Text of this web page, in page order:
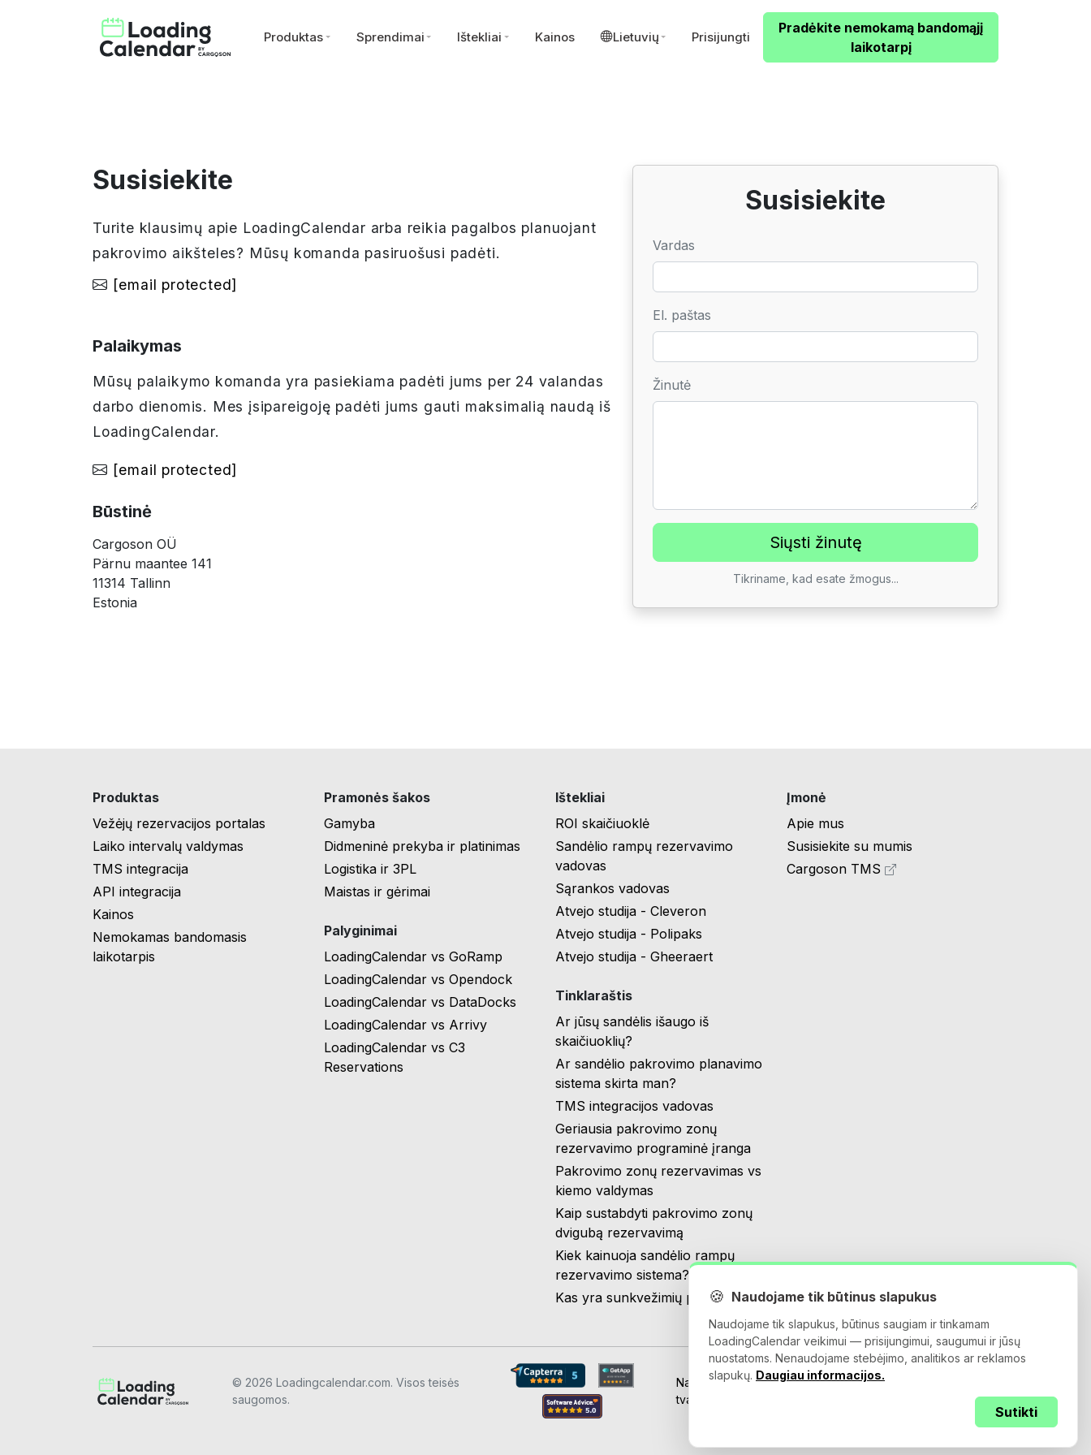
Produktas Sprendimai Ištekliai Kainos Lietuvių Prisijungti
Pradėkite nemokamą bandomąjį
laikotarpį
Susisiekite
Turite klausimų apie LoadingCalendar arba reikia pagalbos planuojant
pakrovimo aikšteles? Mūsų komanda pasiruošusi padėti.
[email protected]
Palaikymas
Mūsų palaikymo komanda yra pasiekiama padėti jums per 24 valandas
darbo dienomis. Mes įsipareigoję padėti jums gauti maksimalią naudą iš
LoadingCalendar.
[email protected]
Būstinė
Cargoson OÜ
Pärnu maantee 141
11314 Tallinn
Estonia
Susisiekite
Vardas
El. paštas
Žinutė
Tikriname, kad esate žmogus...
Produktas
Vežėjų rezervacijos portalas
Laiko intervalų valdymas
TMS integracija
API integracija
Kainos
Nemokamas bandomasis
laikotarpis
Pramonės šakos
Gamyba
Didmeninė prekyba ir platinimas
Logistika ir 3PL
Maistas ir gėrimai
Palyginimai
LoadingCalendar vs GoRamp
LoadingCalendar vs Opendock
LoadingCalendar vs DataDocks
LoadingCalendar vs Arrivy
LoadingCalendar vs C3
Reservations
Ištekliai
ROI skaičiuoklė
Sandėlio rampų rezervavimo
vadovas
Sąrankos vadovas
Atvejo studija - Cleveron
Atvejo studija - Polipaks
Atvejo studija - Gheeraert
Tinklaraštis
Ar jūsų sandėlis išaugo iš
skaičiuoklių?
Ar sandėlio pakrovimo planavimo
sistema skirta man?
TMS integracijos vadovas
Geriausia pakrovimo zonų
rezervavimo programinė įranga
Pakrovimo zonų rezervavimas vs
kiemo valdymas
Kaip sustabdyti pakrovimo zonų
dvigubą rezervavimą
Kiek kainuoja sandėlio rampų
rezervavimo sistema?
Kas yra sunkvežimių prastova?
Įmonė
Apie mus
Susisiekite su mumis
Cargoson TMS
© 2026 Loadingcalendar.com. Visos teisės
saugomos.
Naudojimo sąlygos Privatumo politika
tvarkymo sutartis
🍪 Naudojame tik būtinus slapukus
Naudojame tik slapukus, būtinus saugiam ir tinkamam
LoadingCalendar veikimui — prisijungimui, saugumui ir jūsų
nuostatoms. Nenaudojame stebėjimo, analitikos ar reklamos
slapukų. Daugiau informacijos.
Sutikti